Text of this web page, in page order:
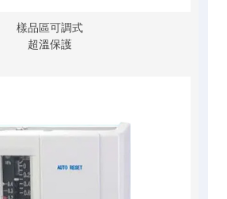
樣品區可調式
超溫保護